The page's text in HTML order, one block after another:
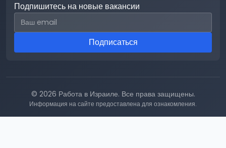
Подпишитесь на новые вакансии
Email для подписки
Подписаться
© 2026 Работа в Израиле. Все права защищены.
Информация на сайте предоставлена для ознакомления.